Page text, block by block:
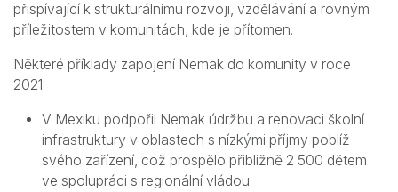
přispívající k strukturálnímu rozvoji, vzdělávání a rovným
příležitostem v komunitách, kde je přítomen.
Některé příklady zapojení Nemak do komunity v roce
2021:
V Mexiku podpořil Nemak údržbu a renovaci školní
infrastruktury v oblastech s nízkými příjmy poblíž
svého zařízení, což prospělo přibližně 2 500 dětem
ve spolupráci s regionální vládou.